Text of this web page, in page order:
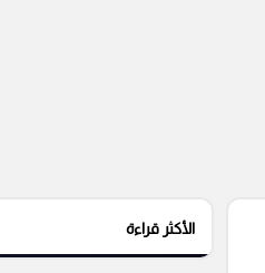
الأكثر قراءة